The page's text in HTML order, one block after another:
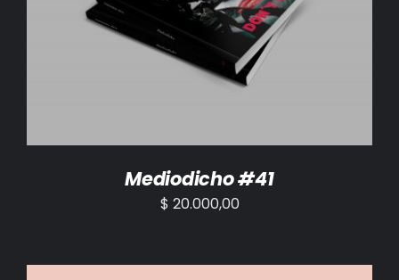
AÑADIR AL CARRITO / DETALLES
Mediodicho #41
$ 20.000,00